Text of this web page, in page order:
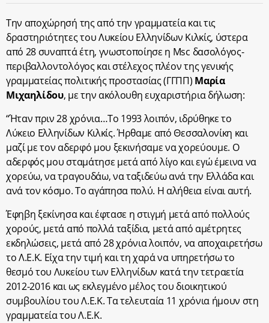
Την αποχώρησή της από την γραμματεία και τις
δραστηριότητες του Λυκείου Ελληνίδων Κιλκίς, ύστερα
από 28 συναπτά έτη, γνωστοποίησε η Msc δασολόγος-
περιβαλλοντολόγος και στέλεχος πλέον της γενικής
γραμματείας πολιτικής προστασίας (ΓΓΠΠ) Μαρία
Μιχαηλίδου, με την ακόλουθη ευχαριστήρια δήλωση:
“Ήταν πριν 28 χρόνια…Το 1993 λοιπόν, ιδρύθηκε το
Λύκειο Ελληνίδων Κιλκίς. Ήρθαμε από Θεσσαλονίκη και
μαζί με τον αδερφό μου ξεκινήσαμε να χορεύουμε. Ο
αδερφός μου σταμάτησε μετά από λίγο και εγώ έμεινα να
χορεύω, να τραγουδάω, να ταξιδεύω ανά την Ελλάδα και
ανά τον κόσμο. Το αγάπησα πολύ. Η αλήθεια είναι αυτή.
Έφηβη ξεκίνησα και έφτασε η στιγμή μετά από πολλούς
χορούς, μετά από πολλά ταξίδια, μετά από αμέτρητες
εκδηλώσεις, μετά από 28 χρόνια λοιπόν, να αποχαιρετήσω
το Λ.Ε.Κ. Είχα την τιμή και τη χαρά να υπηρετήσω το
θεσμό του Λυκείου των Ελληνίδων κατά την τετραετία
2012-2016 και ως εκλεγμένο μέλος του διοικητικού
συμβουλίου του Λ.Ε.Κ. Τα τελευταία 11 χρόνια ήμουν στη
γραμματεία του Λ.Ε.Κ.